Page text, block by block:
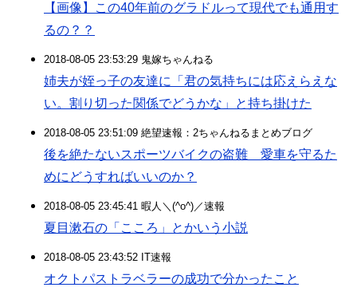
【画像】この40年前のグラドルって現代でも通用す
るの？？
2018-08-05 23:53:29 鬼嫁ちゃんねる
姉夫が姪っ子の友達に「君の気持ちには応えらえな
い。割り切った関係でどうかな」と持ち掛けた
2018-08-05 23:51:09 絶望速報：2ちゃんねるまとめブログ
後を絶たないスポーツバイクの盗難 愛車を守るた
めにどうすればいいのか？
2018-08-05 23:45:41 暇人＼(^o^)／速報
夏目漱石の「こころ」とかいう小説
2018-08-05 23:43:52 IT速報
オクトパストラベラーの成功で分かったこと